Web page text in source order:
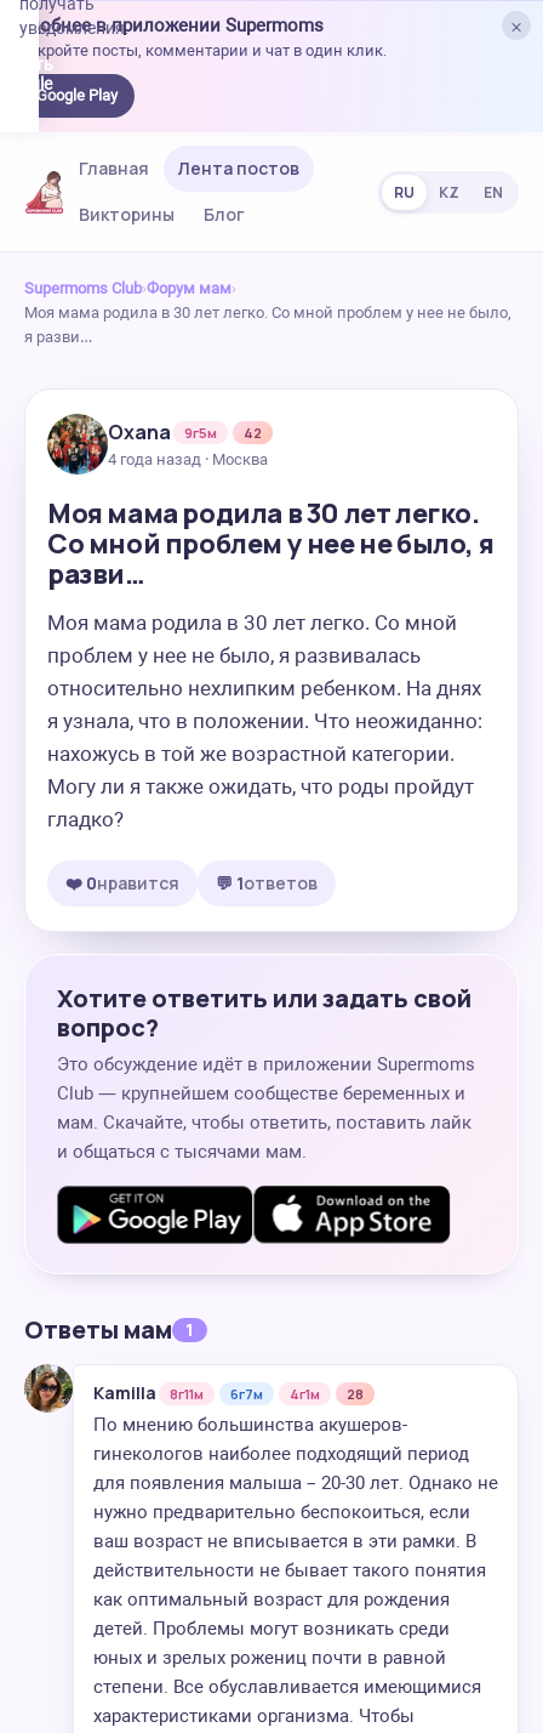
×
Удобнее в приложении Supermoms
Откройте посты, комментарии и чат в один клик.
Google Play
уведомления.
Главная
Лента постов
Викторины
Блог
RU KZ EN
Supermoms Club›Форум мам›
Моя мама родила в 30 лет легко. Со мной проблем у нее не было,
я разви…
Oxana 9г5м
42
4 года назад · Москва
Моя мама родила в 30 лет легко.
Со мной проблем у нее не было, я
разви…
Моя мама родила в 30 лет легко. Со мной
проблем у нее не было, я развивалась
относительно нехлипким ребенком. На днях
я узнала, что в положении. Что неожиданно:
нахожусь в той же возрастной категории.
Могу ли я также ожидать, что роды пройдут
гладко?
❤️ 0нравится 💬 1ответов
Хотите ответить или задать свой
вопрос?
Это обсуждение идёт в приложении Supermoms
Club — крупнейшем сообществе беременных и
мам. Скачайте, чтобы ответить, поставить лайк
и общаться с тысячами мам.
Ответы мам 1
Kamilla 8г11м 6г7м 4г1м 28
По мнению большинства акушеров-
гинекологов наиболее подходящий период
для появления малыша – 20-30 лет. Однако не
нужно предварительно беспокоиться, если
ваш возраст не вписывается в эти рамки. В
действительности не бывает такого понятия
как оптимальный возраст для рождения
детей. Проблемы могут возникать среди
юных и зрелых рожениц почти в равной
степени. Все обуславливается имеющимися
характеристиками организма. Чтобы